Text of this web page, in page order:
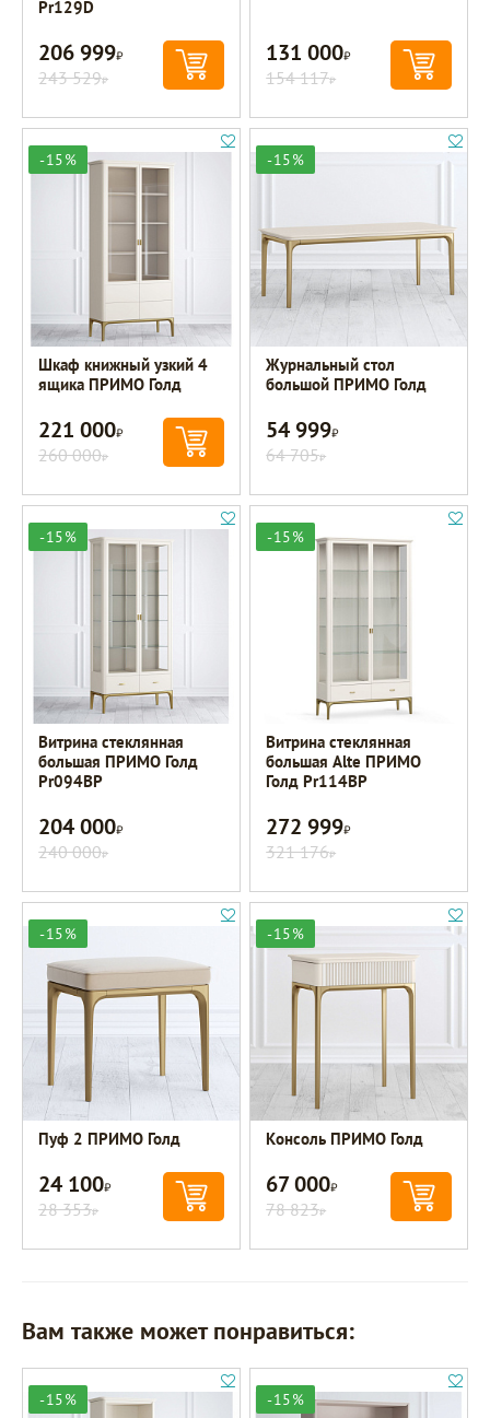
Pr129D
206 999Р
243 529Р
131 000Р
154 117Р
-15%
Шкаф книжный узкий 4
ящика ПРИМО Голд
221 000Р
260 000Р
-15%
Журнальный стол
большой ПРИМО Голд
54 999Р
64 705Р
-15%
Витрина стеклянная
большая ПРИМО Голд
Pr094BP
204 000Р
240 000Р
-15%
Витрина стеклянная
большая Alte ПРИМО
Голд Pr114BP
272 999Р
321 176Р
-15%
Пуф 2 ПРИМО Голд
24 100Р
28 353Р
-15%
Консоль ПРИМО Голд
67 000Р
78 823Р
Вам также может понравиться:
-15% -15%